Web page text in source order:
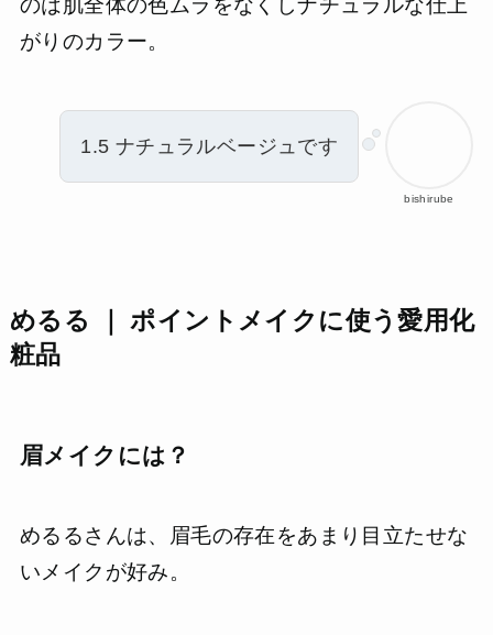
のは肌全体の色ムラをなくしナチュラルな仕上
がりのカラー。
bishirube
1.5 ナチュラルベージュです
めるる ｜ ポイントメイクに使う愛用化
粧品
眉メイクには？
めるるさんは、眉毛の存在をあまり目立たせな
いメイクが好み。